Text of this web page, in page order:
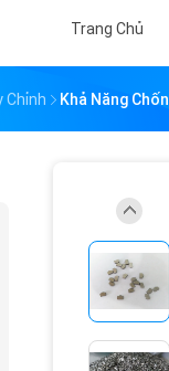
Trang Chủ
Chỉnh Khả Năng